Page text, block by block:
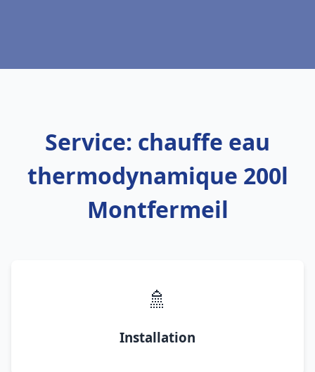
Service: chauffe eau
thermodynamique 200l
Montfermeil
🚿
Installation